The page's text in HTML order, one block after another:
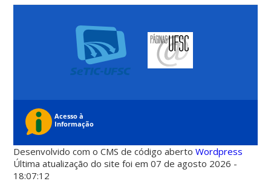
Desenvolvido com o CMS de código abertoWordpress
Última atualização do site foi em 07 de agosto 2026 -
18:07:12